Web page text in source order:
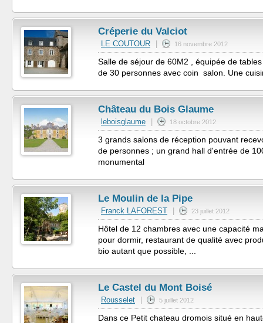
Créperie du Valciot
LE COUTOUR 16 novembre 2012
Salle de séjour de 60M2 , équipée de
de 30 personnes avec coin salon. Une
Château du Bois Glaume
leboisglaume 18 octobre 2012
3 grands salons de réception pouvant
de personnes ; un grand hall d'entrée de
monumental
Le Moulin de la Pipe
Franck LAFOREST 23 juillet 2012
Hôtel de 12 chambres avec une capacité
pour dormir, restaurant de qualité avec
bio autant que possible, ...
Le Castel du Mont Boisé
Rousselet 5 juillet 2012
Dans ce Petit chateau dromois situé en